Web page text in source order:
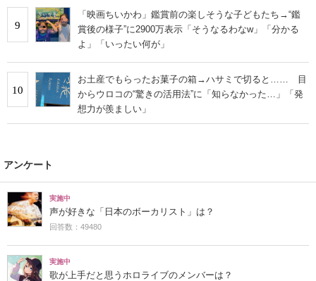
9
「映画ちいかわ」鑑賞前の楽しそうな子どもたち→“鑑
賞後の様子”に2900万表示「そうなるわなw」「分かる
よ」「いったい何が」
10
お土産でもらったお菓子の箱→ハサミで切ると…… 目
からウロコの“驚きの活用法”に「知らなかった…」「発
想力が羨ましい」
アンケート
実施中
声が好きな「日本のボーカリスト」は？
回答数：49480
実施中
歌が上手だと思うホロライブのメンバーは？